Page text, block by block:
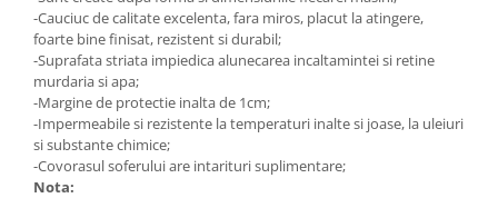
-Cauciuc de calitate excelenta, fara miros, placut la atingere,
foarte bine finisat, rezistent si durabil;
-Suprafata striata impiedica alunecarea incaltamintei si retine
murdaria si apa;
-Margine de protectie inalta de 1cm;
-Impermeabile si rezistente la temperaturi inalte si joase, la uleiuri
si substante chimice;
-Covorasul soferului are intarituri suplimentare;
Nota: